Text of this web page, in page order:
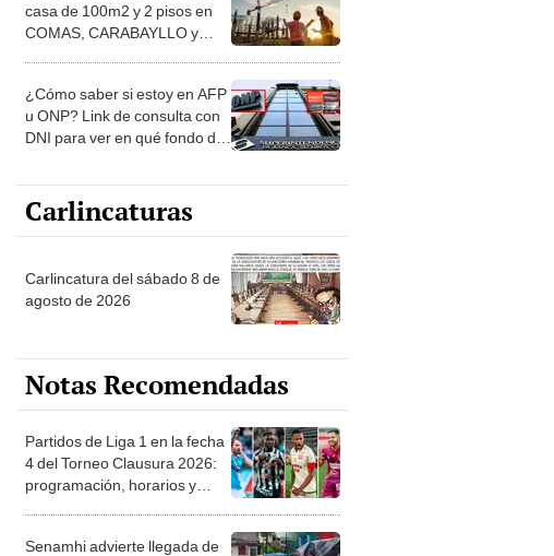
casa de 100m2 y 2 pisos en
COMAS, CARABAYLLO y
¿Cómo saber si estoy en AFP
u ONP? Link de consulta con
DNI para ver en qué fondo de
Carlincaturas
Carlincatura del sábado 8 de
agosto de 2026
Notas Recomendadas
Partidos de Liga 1 en la fecha
4 del Torneo Clausura 2026:
programación, horarios y
Senamhi advierte llegada de